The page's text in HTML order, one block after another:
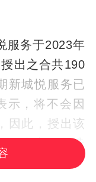
务于2023年
出之合共190
新城悦服务已
示，将不会因
因此，授出该
股东之股权造